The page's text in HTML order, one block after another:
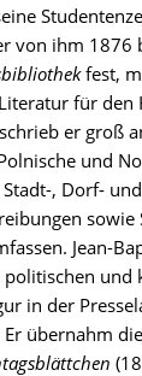
von ihm 1876
fest,
für den
er groß
und
, Dorf- und
Jean-
und
in der
übernahm